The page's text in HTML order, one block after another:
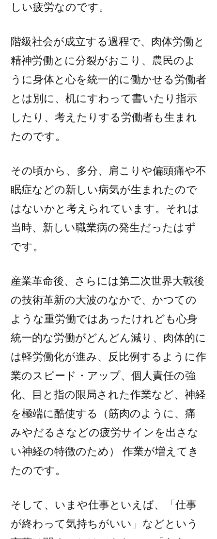
しい疲労なのです。
階級社会が成立する過程で、肉体労働と
精神労働とに分裂がおこり、農民のよ
うに身体と心を統一的に働かせる労働者
とは別に、机にすわって書いたり指示
したり、考えたりする労働者も生まれ
たのです。
その頃から、多分、肩こりや偏頭痛や不
眠症などの新しい病気が生まれたので
はないかと考えられています。それは
当時、新しい職業病の発生だったはず
です。
産業革命後、さらには第二次世界大戟後
の技術革新の大波のなかで、かつての
ような重労働ではあったけれども心身
統一的な労働がどんどん減り、肉体的に
は軽労働化が進み、反比例するように作
業のスピード・アップ、個人責任の強
化、目と指の限局された作業など、神経
を極端に酷使する（筋肉のように、痛
みやだるさなどの疲労サインを出さな
い神経の特徴のため） 作業が増えてき
たのです。
そして、いまや仕事といえば、「仕事
が終わって気持ちがいい」などという